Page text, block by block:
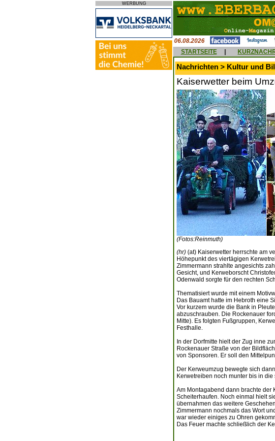
WERBUNG
06.08.2026
STARTSEITE
Nachrichten > Kultur und
Kaiserwetter beim
(Fotos:Reinmuth)
(hr) (at) Kaiserwetter herrschte am
Höhepunkt des viertägigen
Zimmermann strahlte angesichts
Gesicht, und Kerweborscht
Odenwald sorgte für den rechten
Thematisiert wurde mit einem
Das Bauamt hatte im Hebroth eine
Vor kurzem wurde die Bank in
abzuschrauben. Die Rockenauer
Mitte). Es folgten Fußgruppen,
Festhalle.
In der Dorfmitte hielt der Zug inne
Rockenauer Straße von der
von Sponsoren. Er soll den
Der Kerweumzug bewegte sich
Kerwetreiben noch munter bis in
Am Montagabend dann brachte der
Scheiterhaufen. Noch einmal hielt
übernahmen das weitere
Zimmermann nochmals das Wort
war wieder einiges zu Ohren
Das Feuer machte schließlich der